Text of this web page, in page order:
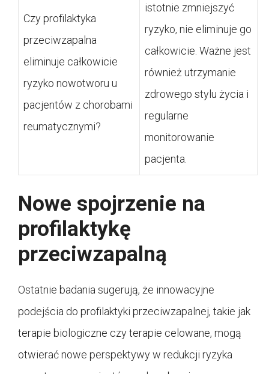
Czy profilaktyka
przeciwzapalna
eliminuje całkowicie
ryzyko nowotworu u
pacjentów z chorobami
reumatycznymi?
istotnie zmniejszyć
ryzyko, nie eliminuje go
całkowicie. Ważne jest
również utrzymanie
zdrowego stylu życia i
regularne
monitorowanie
pacjenta.
Nowe spojrzenie na
profilaktykę
przeciwzapalną
Ostatnie badania sugerują, że innowacyjne
podejścia do profilaktyki przeciwzapalnej, takie jak
terapie biologiczne czy terapie celowane, mogą
otwierać nowe perspektywy w redukcji ryzyka